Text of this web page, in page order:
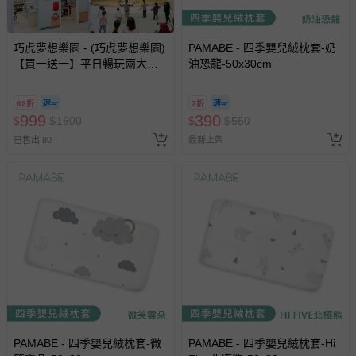
巧虎夢想樂園 - (巧虎夢想樂園)
【買一送一】平日暢玩兩大一
換，贈送券現場領取)-效期至
2026/10/16 正券逾期視同現金
券使用
62折
$999 $1600
已售出 80
PAMABE - 四季嬰兒絨枕套-奶
油恐龍-50x30cm
7折
$390 $560
最新上架
PAMABE - 四季嬰兒絨枕套-微
PAMABE - 四季嬰兒絨枕套-Hi